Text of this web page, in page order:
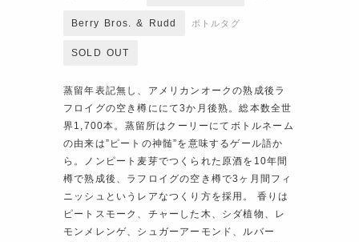
Berry Bros. & Rudd ボトルタグ
SOLD OUT
蒸留年表記無し、アメリカンオークの熟成後ラ
フロイグの空き樽ににて3か月後熟。総本数全世
界1,700本。蒸留所はクーリーにてボトルネーム
の由来は”ピートの神髄”を意味するゲール語か
ら。ノンピート麦芽でつくられた原酒を10年間
樽で熟成後、ラフロイグの空き樽で3ヶ月間フィ
ニッシュというレアなつくり方を採用。 香りは
ピートスモーク、チャーした木、シダ植物、レ
モンメレンゲ、シュガーアーモンド、ルバー